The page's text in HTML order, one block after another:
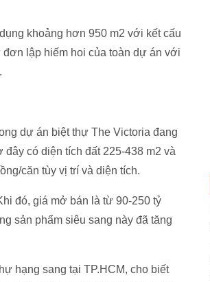
khoảng hơn 950 m2 với kết cấu
đơn lập hiếm hoi của toàn dự án với
dự án biệt thự The Victoria đang
có diện tích đất 225-438 m2 và
/căn tùy vị trí và diện tích.
đó, giá mở bán là từ 90-250 tỷ
sản phẩm siêu sang này đã tăng
hạng sang tại TP.HCM, cho biết